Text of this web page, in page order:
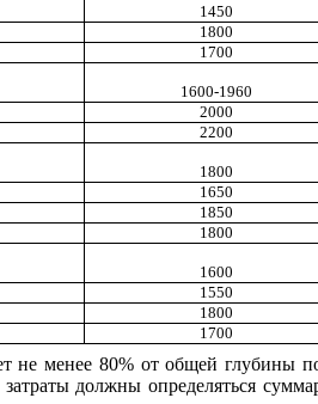
1450
1800
1700
1600-1960
2000
2200
1800
1650
1850
1800
1600
1550
1800
1700
не менее 80% от общей глубины
должны определяться